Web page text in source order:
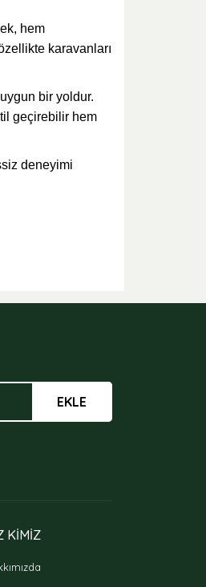
hem
karavanları
bir yoldur.
geçirebilir hem
deneyimi
EKLE
KİMİZ